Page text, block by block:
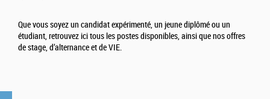
Que vous soyez un candidat expérimenté, un jeune diplômé ou un
étudiant, retrouvez ici tous les postes disponibles, ainsi que nos offres
de stage, d’alternance et de VIE.